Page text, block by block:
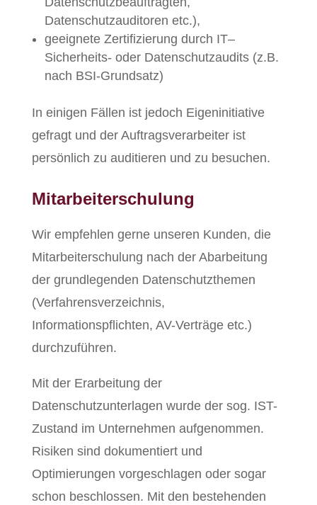
Datenschutzauditoren etc.),
geeignete Zertifizierung durch IT–
Sicherheits- oder Datenschutzaudits (z.B.
nach BSI-Grundsatz)
In einigen Fällen ist jedoch Eigeninitiative
gefragt und der Auftragsverarbeiter ist
persönlich zu auditieren und zu besuchen.
Mitarbeiterschulung
Wir empfehlen gerne unseren Kunden, die
Mitarbeiterschulung nach der Abarbeitung
der grundlegenden Datenschutzthemen
(Verfahrensverzeichnis,
Informationspflichten, AV-Verträge etc.)
durchzuführen.
Mit der Erarbeitung der
Datenschutzunterlagen wurde der sog. IST-
Zustand im Unternehmen aufgenommen.
Risiken sind dokumentiert und
Optimierungen vorgeschlagen oder sogar
schon beschlossen. Mit den bestehenden